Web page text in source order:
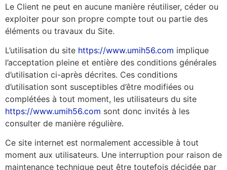
Le Client ne peut en aucune manière réutiliser, céder ou
exploiter pour son propre compte tout ou partie des
éléments ou travaux du Site.
L’utilisation du site https://www.umih56.com implique
l’acceptation pleine et entière des conditions générales
d’utilisation ci-après décrites. Ces conditions
d’utilisation sont susceptibles d’être modifiées ou
complétées à tout moment, les utilisateurs du site
https://www.umih56.com sont donc invités à les
consulter de manière régulière.
Ce site internet est normalement accessible à tout
moment aux utilisateurs. Une interruption pour raison de
maintenance technique peut être toutefois décidée par